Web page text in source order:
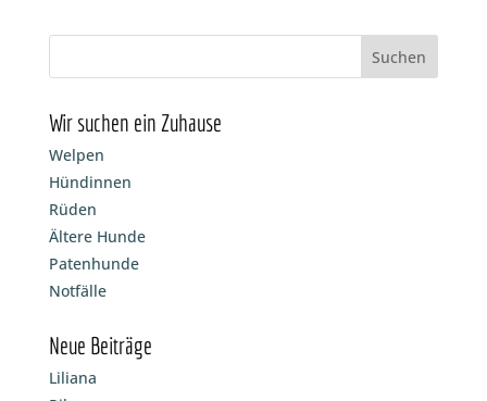
Wir suchen ein Zuhause
Welpen
Hündinnen
Rüden
Ältere Hunde
Patenhunde
Notfälle
Neue Beiträge
Liliana